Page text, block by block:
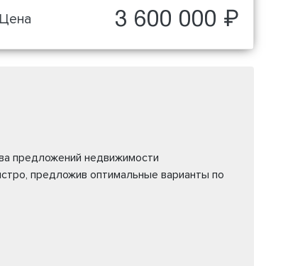
Цена 3 600 000 ₽
предложений недвижимости
предложив оптимальные варианты по